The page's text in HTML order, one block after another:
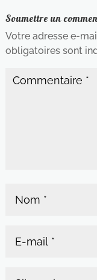
Soumettre un
Votre adresse e-
obligatoires sont